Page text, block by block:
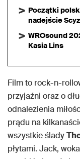
Początki
nadejście
WROsound
Kasia Lins
Film to rock-n-
przyjaźni oraz o
odnalezienia
prądu na
wszystkie ślady
płytami. Jack,